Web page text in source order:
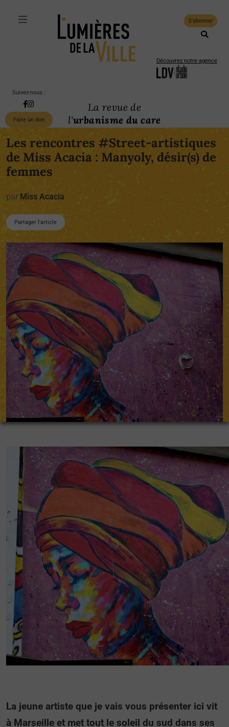
S'abonner
Découvrez notre agence
Suivez-nous :
Faire un don
La revue de
l'urbanisme du care
Les rencontres #Street-artistiques
de Miss Acacia : Manyoly, désir(s) de
femmes
par Miss Acacia
Partager l'article
La jeune artiste que je vais vous présenter ici vit
à Marseille et met tout le soleil du sud dans ses